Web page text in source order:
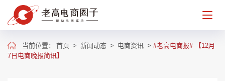
当前位置： 首页 > 新闻动态 > 电商资讯 > #老高电商报# 【12月
7日电商晚报简讯】